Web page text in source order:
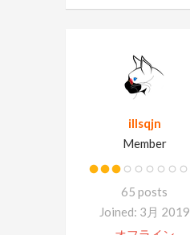
illsqjn
Member
65 posts
Joined: 3月 2019